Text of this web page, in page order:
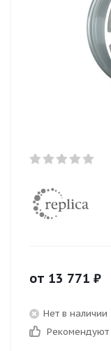
от 13 771 ₽
Нет в наличии
Рекомендуют